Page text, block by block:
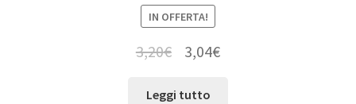
IN OFFERTA!
3,20€ 3,04€
Leggi tutto